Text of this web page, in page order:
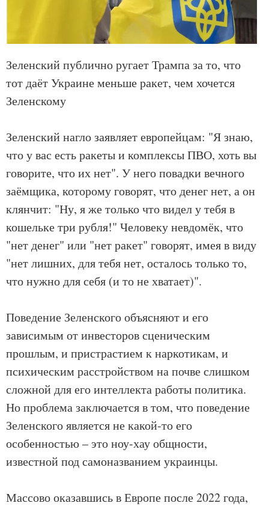
Зеленский публично ругает Трампа за то, что
тот даёт Украине меньше ракет, чем хочется
Зеленскому
Зеленский нагло заявляет европейцам: "Я знаю,
что у вас есть ракеты и комплексы ПВО, хоть вы
говорите, что их нет". У него повадки вечного
заёмщика, которому говорят, что денег нет, а он
клянчит: "Ну, я же только что видел у тебя в
кошельке три рубля!" Человеку невдомёк, что
"нет денег" или "нет ракет" говорят, имея в виду
"нет лишних, для тебя нет, осталось только то,
что нужно для себя (и то не хватает)".
Поведение Зеленского объясняют и его
зависимым от инвесторов сценическим
прошлым, и пристрастием к наркотикам, и
психическим расстройством на почве слишком
сложной для его интеллекта работы политика.
Но проблема заключается в том, что поведение
Зеленского является не какой-то его
особенностью – это ноу-хау общности,
известной под самоназванием украинцы.
Массово оказавшись в Европе после 2022 года,